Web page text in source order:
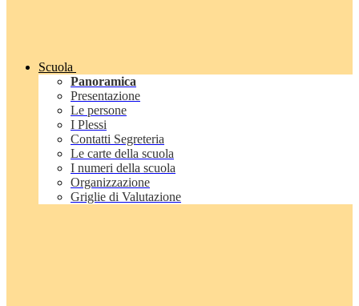
Scuola
Panoramica
Presentazione
Le persone
I Plessi
Contatti Segreteria
Le carte della scuola
I numeri della scuola
Organizzazione
Griglie di Valutazione